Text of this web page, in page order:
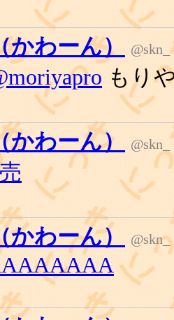
わーん）
@skn_
もり
わーん）
@skn_
わーん）
@skn_